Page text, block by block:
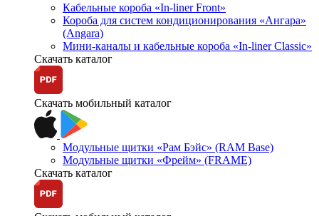
Кабельные короба «In-liner Front»
Короба для систем кондиционирования «Ангара»
(Angara)
Мини-каналы и кабельные короба «In-liner Classic»
Скачать каталог
Скачать мобильный каталог
Модульные щитки «Рам Бэйс» (RAM Base)
Модульные щитки «Фрейм» (FRAME)
Скачать каталог